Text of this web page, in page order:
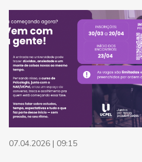
07.04.2026 | 09:15